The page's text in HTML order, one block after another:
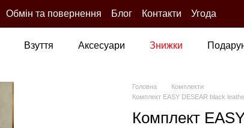
Обмін та повернення Блог Контакти Угода
Взуття Аксесуари Знижки
Головна
Комплекти
Комплект EASY DESEAR black
Комплект